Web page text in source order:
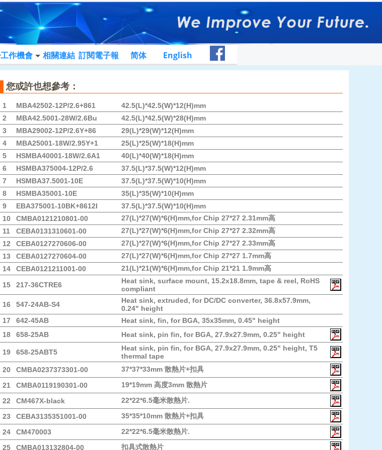
工作機會 相關連結 訂閱電子報 简体 English
您或許也想參考：
1 MBA42502-12P/2.6+861
42.5(L)*42.5(W)*12(H)mm
2
MBA42.5001-28W/2.6Bu
42.5(L)*42.5(W)*28(H)mm
3
MBA29002-12P/2.6Y+86
29(L)*29(W)*12(H)mm
4
MBA25001-18W/2.95Y+1
25(L)*25(W)*18(H)mm
5
HSMBA40001-18W/2.6A1
40(L)*40(W)*18(H)mm
6
HSMBA375004-12P/2.6
37.5(L)*37.5(W)*12(H)mm
7
HSMBA37.5001-10E
37.5(L)*37.5(W)*10(H)mm
8
HSMBA35001-10E
35(L)*35(W)*10(H)mm
9
EBA375001-10BK+8612I
37.5(L)*37.5(W)*10(H)mm
10
CMBA0121210801-00
27(L)*27(W)*6(H)mm,for Chip 27*27 2.31mm高
11
CEBA0131310601-00
27(L)*27(W)*6(H)mm,for Chip 27*27 2.32mm高
12
CEBA0127270606-00
27(L)*27(W)*6(H)mm,for Chip 27*27 2.33mm高
13
CEBA0127270604-00
27(L)*27(W)*6(H)mm,for Chip 27*27 1.7mm高
14
CEBA0121211001-00 21(L)*21(W)*6(H)mm,for Chip 21*21 1.9mm高
15 217-36CTRE6
Heat sink, surface mount, 15.2x18.8mm, tape & reel, RoHS
compliant
16
547-24AB-S4
Heat sink, extruded, for DC/DC converter, 36.8x57.9mm,
0.24" height
17
642-45AB
Heat sink, fin, for BGA, 35x35mm, 0.45" height
18
658-25AB Heat sink, pin fin, for BGA, 27.9x27.9mm, 0.25" height
19 658-25ABT5
Heat sink, pin fin, for BGA, 27.9x27.9mm, 0.25" height, T5
thermal tape
20
CMBA0237373301-00
37*37*33mm 散熱片+扣具
21
CMBA0119190301-00
19*19mm 高度3mm 散熱片
22
CM467X-black
22*22*6.5毫米散熱片.
23
CEBA3135351001-00
35*35*10mm 散熱片+扣具
24
CM470003
22*22*6.5毫米散熱片.
25
CMBA013132804-00 扣具式散熱片